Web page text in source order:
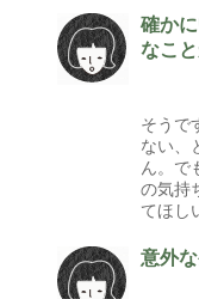
確か
なこと
そうで
ない、
ん。で
の気持
てほし
意外